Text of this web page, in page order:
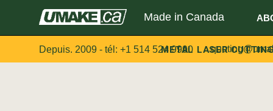
Made in Canada
Depuis. 2009 - tél: +1 514 524 9990METAL LASER